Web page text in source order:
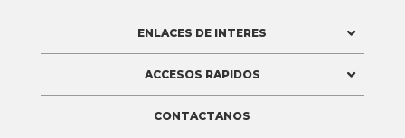
ENLACES DE INTERES
ACCESOS RAPIDOS
CONTACTANOS